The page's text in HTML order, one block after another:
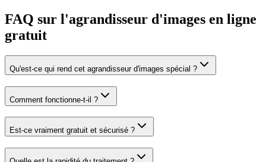
FAQ sur l'agrandisseur d'images en ligne
gratuit
Qu'est-ce qui rend cet agrandisseur d'images spécial ?
Comment fonctionne-t-il ?
Est-ce vraiment gratuit et sécurisé ?